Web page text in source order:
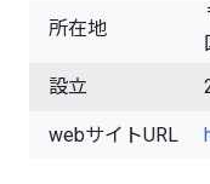
所在地
設立
webサイトURL